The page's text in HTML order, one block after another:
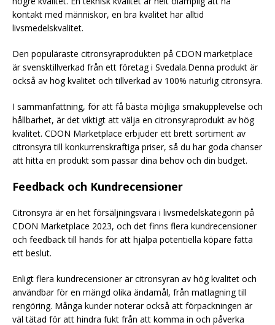
kontakt med människor, en bra kvalitet har alltid
livsmedelskvalitet.
Den populäraste citronsyraprodukten på CDON marketplace
är svensktillverkad från ett företag i Svedala.Denna produkt är
också av hög kvalitet och tillverkad av 100% naturlig citronsyra.
I sammanfattning, för att få bästa möjliga smakupplevelse och
hållbarhet, är det viktigt att välja en citronsyraprodukt av hög
kvalitet. CDON Marketplace erbjuder ett brett sortiment av
citronsyra till konkurrenskraftiga priser, så du har goda chanser
att hitta en produkt som passar dina behov och din budget.
Feedback och Kundrecensioner
Citronsyra är en het försäljningsvara i livsmedelskategorin på
CDON Marketplace 2023, och det finns flera kundrecensioner
och feedback till hands för att hjälpa potentiella köpare fatta
ett beslut.
Enligt flera kundrecensioner är citronsyran av hög kvalitet och
användbar för en mängd olika ändamål, från matlagning till
rengöring. Många kunder noterar också att förpackningen är
väl tätad för att hindra fukt från att komma in och påverka